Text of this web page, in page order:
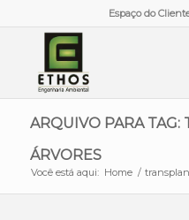
Espaço do
ARQUIVO PARA TAG:
ÁRVORES
Você está aqui: Home /